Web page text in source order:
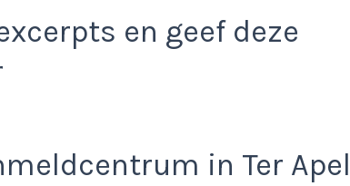
en geef deze
in Ter Apel